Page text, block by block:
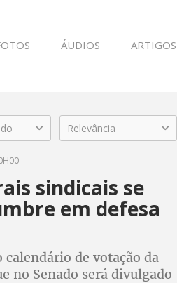
ÁUDIOS ARTIGOS
Relevância
sindicais se
em defesa
calendário de votação da
no Senado será divulgado